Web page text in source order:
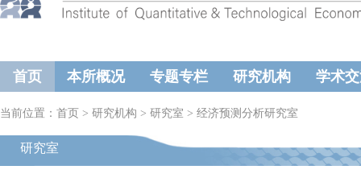
首页 本所概况 专题专栏 研究机构 学术
当前位置： 首页 > 研究机构 > 研究室 > 经济预测分析研究室
研究室